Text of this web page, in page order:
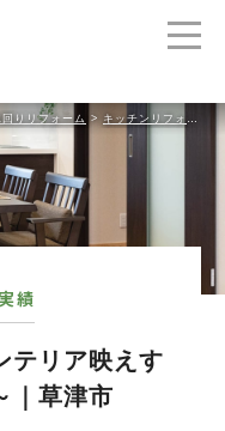
回りリフォーム > キッチンリフォーム
績
テリア映えす
｜草津市